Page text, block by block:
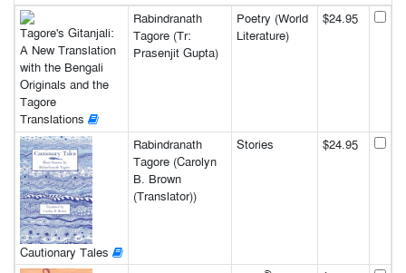
Tagore's Gitanjali:
A New Translation
with the Bengali
Originals and the
Tagore
Translations
Rabindranath
Tagore (Tr:
Prasenjit Gupta)
Poetry (World
Literature)
$24.95
Cautionary Tales
Rabindranath
Tagore (Carolyn
B. Brown
(Translator))
Stories $24.95